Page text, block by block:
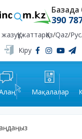
Базада
390
ҚұжаттарҚаз/Qaz/Рус
Кіру
Мақалалар